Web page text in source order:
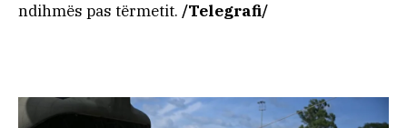
ndihmës pas tërmetit. /Telegrafi/